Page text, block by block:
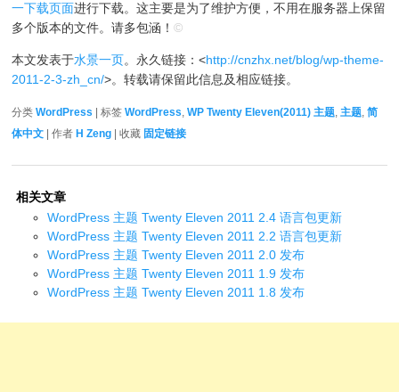
一下载页面进行下载。这主要是为了维护方便，不用在服务器上保留
多个版本的文件。请多包涵！©
本文发表于水景一页。永久链接：<http://cnzhx.net/blog/wp-theme-
2011-2-3-zh_cn/>。转载请保留此信息及相应链接。
分类WordPress | 标签WordPress,WP Twenty Eleven(2011) 主题,主题,简
体中文 | 作者 H Zeng | 收藏 固定链接
相关文章
WordPress 主题 Twenty Eleven 2011 2.4 语言包更新
WordPress 主题 Twenty Eleven 2011 2.2 语言包更新
WordPress 主题 Twenty Eleven 2011 2.0 发布
WordPress 主题 Twenty Eleven 2011 1.9 发布
WordPress 主题 Twenty Eleven 2011 1.8 发布